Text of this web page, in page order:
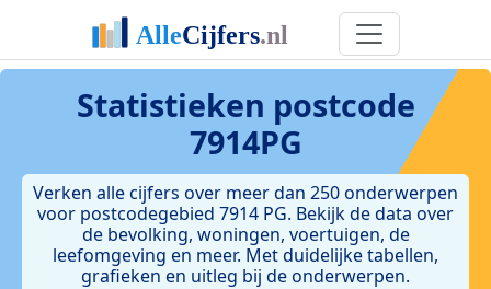
Statistieken postcode
7914PG
Verken alle cijfers over meer dan 250 onderwerpen
voor postcodegebied 7914 PG. Bekijk de data over
de bevolking, woningen, voertuigen, de
leefomgeving en meer. Met duidelijke tabellen,
grafieken en uitleg bij de onderwerpen.